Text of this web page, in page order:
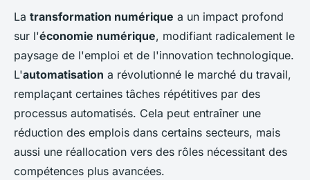
La transformation numérique a un impact profond
sur l'économie numérique, modifiant radicalement le
paysage de l'emploi et de l'innovation technologique.
L'automatisation a révolutionné le marché du travail,
remplaçant certaines tâches répétitives par des
processus automatisés. Cela peut entraîner une
réduction des emplois dans certains secteurs, mais
aussi une réallocation vers des rôles nécessitant des
compétences plus avancées.